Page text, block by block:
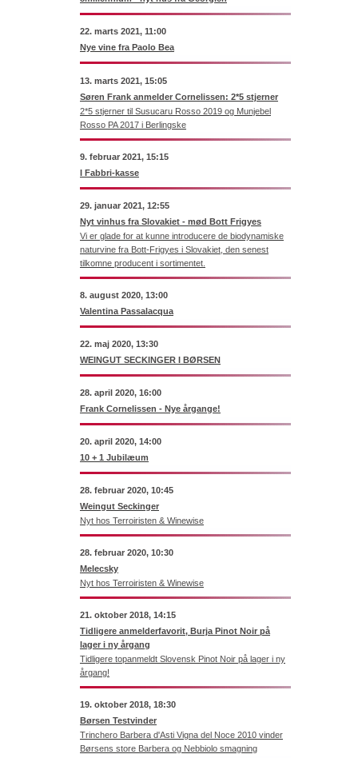
22. marts 2021, 11:00
Nye vine fra Paolo Bea
13. marts 2021, 15:05
Søren Frank anmelder Cornelissen: 2*5 stjerner
2*5 stjerner til Susucaru Rosso 2019 og Munjebel
Rosso PA 2017 i Berlingske
9. februar 2021, 15:15
I Fabbri-kasse
29. januar 2021, 12:55
Nyt vinhus fra Slovakiet - mød Bott Frigyes
Vi er glade for at kunne introducere de biodynamiske
naturvine fra Bott-Frigyes i Slovakiet, den senest
tilkomne producent i sortimentet.
8. august 2020, 13:00
Valentina Passalacqua
22. maj 2020, 13:30
WEINGUT SECKINGER I BØRSEN
28. april 2020, 16:00
Frank Cornelissen - Nye årgange!
20. april 2020, 14:00
10 + 1 Jubilæum
28. februar 2020, 10:45
Weingut Seckinger
Nyt hos Terroiristen & Winewise
28. februar 2020, 10:30
Melecsky
Nyt hos Terroiristen & Winewise
21. oktober 2018, 14:15
Tidligere anmelderfavorit, Burja Pinot Noir på
lager i ny årgang
Tidligere topanmeldt Slovensk Pinot Noir på lager i ny
årgang!
19. oktober 2018, 18:30
Børsen Testvinder
Trinchero Barbera d'Asti Vigna del Noce 2010 vinder
Børsens store Barbera og Nebbiolo smagning